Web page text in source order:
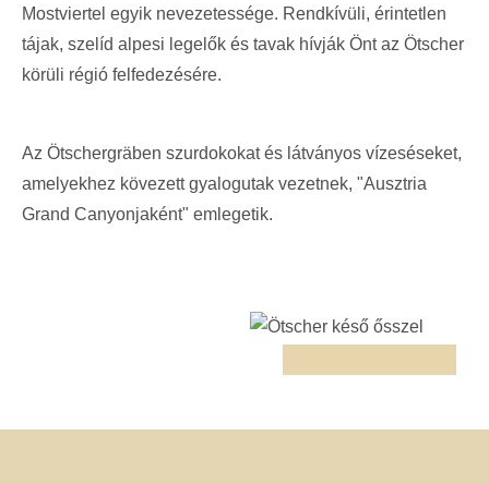
Mostviertel egyik nevezetessége. Rendkívüli, érintetlen
tájak, szelíd alpesi legelők és tavak hívják Önt az Ötscher
körüli régió felfedezésére.
Az Ötschergräben szurdokokat és látványos vízeséseket,
amelyekhez kövezett gyalogutak vezetnek, "Ausztria
Grand Canyonjaként" emlegetik.